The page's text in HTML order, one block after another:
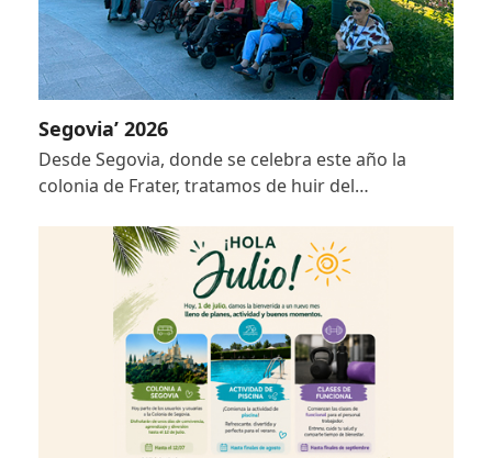
Segovia’ 2026
Desde Segovia, donde se celebra este año la
colonia de Frater, tratamos de huir del…